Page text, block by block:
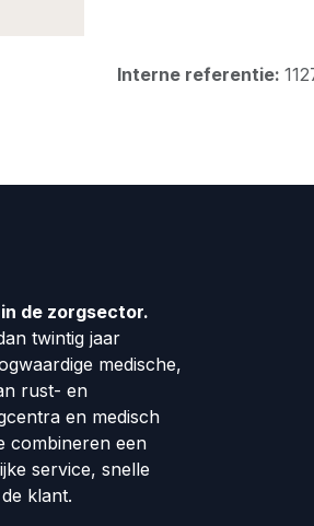
Interne referentie:
de zorgsector.
twintig jaar
medische,
rust- en
en medisch
combineren een
service, snelle
klant.